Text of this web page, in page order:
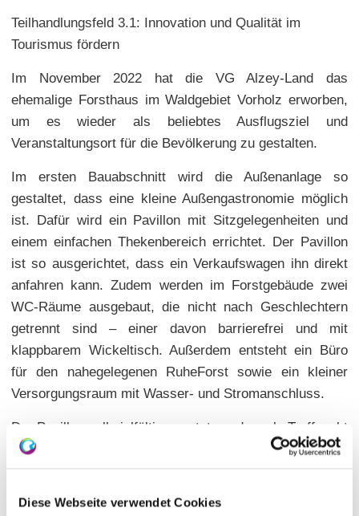
Diese Webseite verwendet Cookies
Teilhandlungsfeld 3.1: Innovation und Qualität im
Tourismus fördern
Im November 2022 hat die VG Alzey-Land das
ehemalige Forsthaus im Waldgebiet Vorholz erworben,
um es wieder als beliebtes Ausflugsziel und
Veranstaltungsort für die Bevölkerung zu gestalten.
Im ersten Bauabschnitt wird die Außenanlage so
gestaltet, dass eine kleine Außengastronomie möglich
ist. Dafür wird ein Pavillon mit Sitzgelegenheiten und
einem einfachen Thekenbereich errichtet. Der Pavillon
ist so ausgerichtet, dass ein Verkaufswagen ihn direkt
anfahren kann. Zudem werden im Forstgebäude zwei
WC-Räume ausgebaut, die nicht nach Geschlechtern
getrennt sind – einer davon barrierefrei und mit
klappbarem Wickeltisch. Außerdem entsteht ein Büro
für den nahegelegenen RuheForst sowie ein kleiner
Versorgungsraum mit Wasser- und Stromanschluss.
Der Pavillon soll vielfältig genutzt werden: als Treffpunkt
für Gästeführungen, Info-Veranstaltungen,